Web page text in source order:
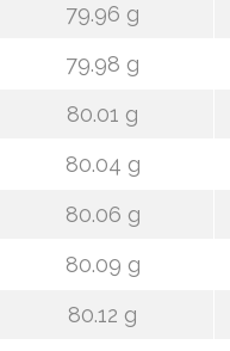
79.96 g
79.98 g
80.01 g
80.04 g
80.06 g
80.09 g
80.12 g